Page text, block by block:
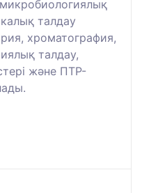
талдау
хроматография,
талдау,
және ПТР-